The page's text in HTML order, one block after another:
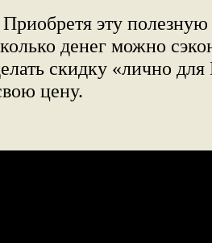
Приобретя эту
денег можно
скидку «лично
цену.